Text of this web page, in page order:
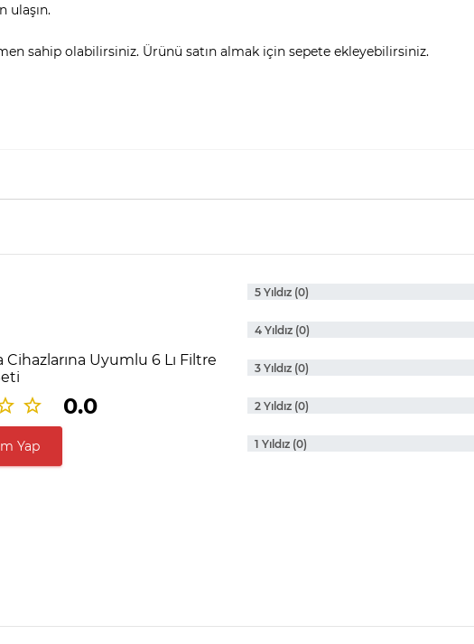
ulaşın.
sahip olabilirsiniz. Ürünü satın almak için sepete ekleyebilirsiniz.
Cihazlarına Uyumlu 6 Lı Filtre
0.0
Yap
5 Yıldız (0)
4 Yıldız (0)
3 Yıldız (0)
2 Yıldız (0)
1 Yıldız (0)